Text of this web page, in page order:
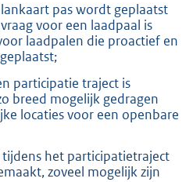
pas wordt geplaatst
voor een laadpaal is
laadpalen die proactief en
participatie traject is
breed mogelijk gedragen
locaties voor een openbare
het participatietraject
zoveel mogelijk zijn